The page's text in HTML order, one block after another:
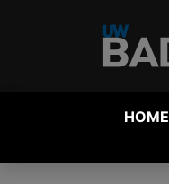
HOME